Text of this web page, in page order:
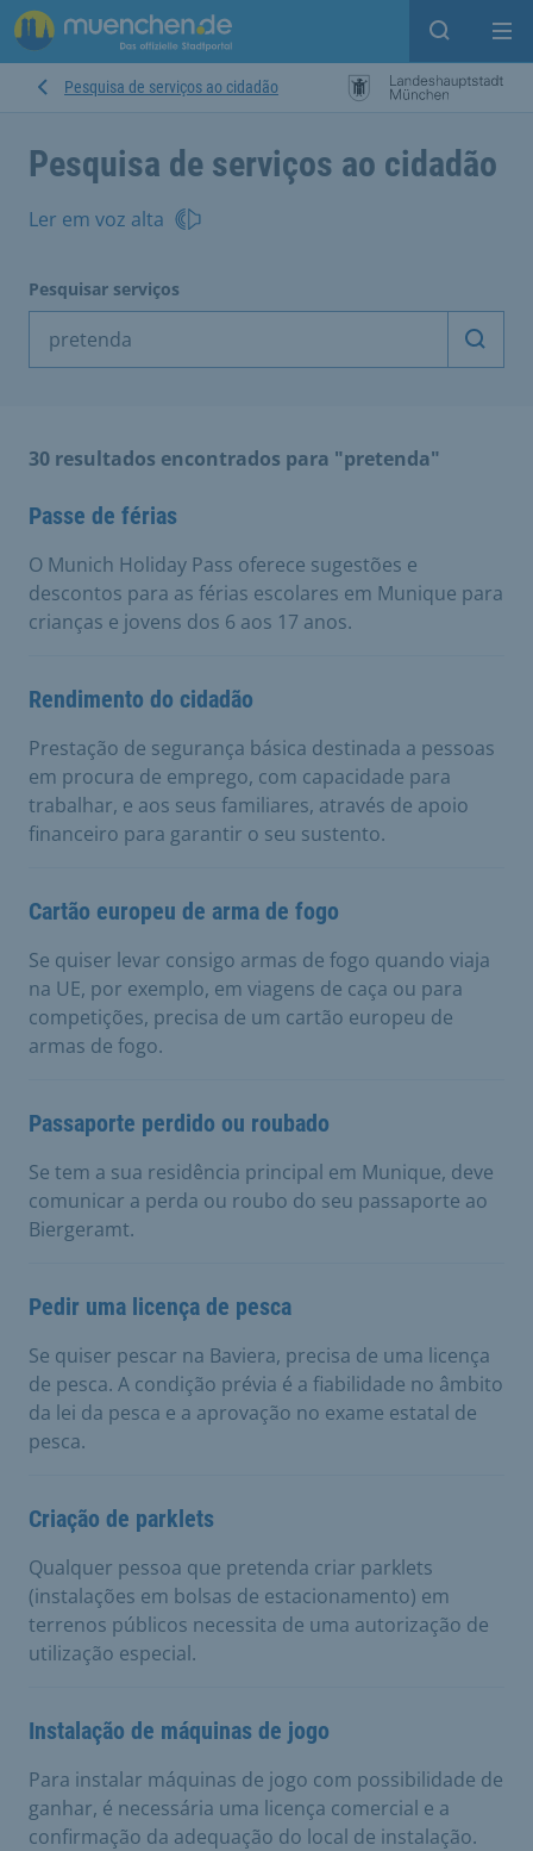
Open
Pesquisa de serviços ao cidadão
Pesquisa de serviços ao cidadão
Ler em voz alta
Pesquisar serviços
30 resultados encontrados para "pretenda"
Passe de férias
O Munich Holiday Pass oferece sugestões e
descontos para as férias escolares em Munique para
crianças e jovens dos 6 aos 17 anos.
Rendimento do cidadão
Prestação de segurança básica destinada a pessoas
em procura de emprego, com capacidade para
trabalhar, e aos seus familiares, através de apoio
financeiro para garantir o seu sustento.
Cartão europeu de arma de fogo
Se quiser levar consigo armas de fogo quando viaja
na UE, por exemplo, em viagens de caça ou para
competições, precisa de um cartão europeu de
armas de fogo.
Passaporte perdido ou roubado
Se tem a sua residência principal em Munique, deve
comunicar a perda ou roubo do seu passaporte ao
Biergeramt.
Pedir uma licença de pesca
Se quiser pescar na Baviera, precisa de uma licença
de pesca. A condição prévia é a fiabilidade no âmbito
da lei da pesca e a aprovação no exame estatal de
pesca.
Criação de parklets
Qualquer pessoa que pretenda criar parklets
(instalações em bolsas de estacionamento) em
terrenos públicos necessita de uma autorização de
utilização especial.
Instalação de máquinas de jogo
Para instalar máquinas de jogo com possibilidade de
ganhar, é necessária uma licença comercial e a
confirmação da adequação do local de instalação.